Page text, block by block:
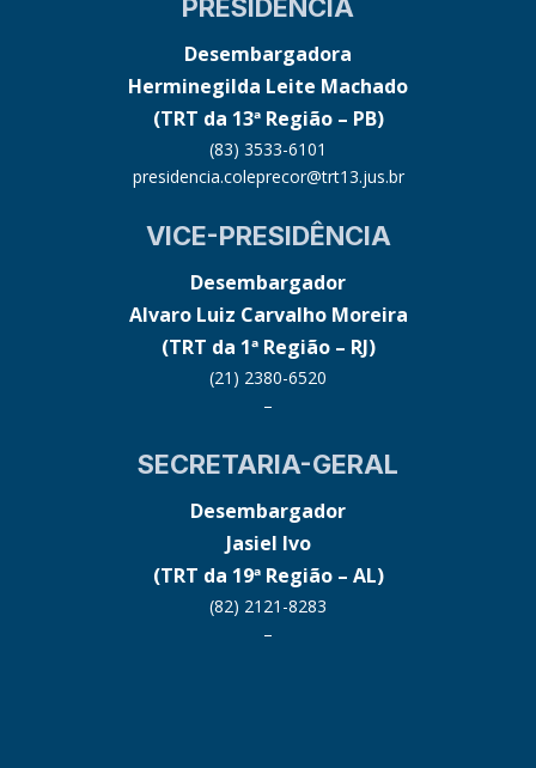
PRESIDÊNCIA
Desembargadora
Herminegilda Leite Machado
(TRT da 13ª Região – PB)
(83) 3533-6101
presidencia.coleprecor@trt13.jus.br
VICE-PRESIDÊNCIA
Desembargador
Alvaro Luiz Carvalho Moreira
(TRT da 1ª Região – RJ)
(21) 2380-6520
–
SECRETARIA-GERAL
Desembargador
Jasiel Ivo
(TRT da 19ª Região – AL)
(82) 2121-8283
–